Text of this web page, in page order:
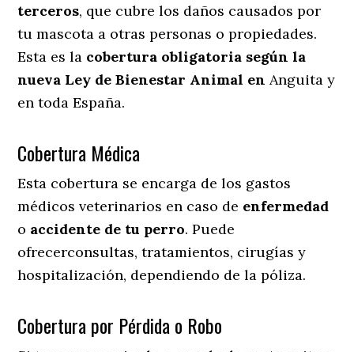
terceros, que cubre los daños causados por
tu mascota a otras personas o propiedades.
Esta es la cobertura obligatoria según la
nueva Ley de Bienestar Animal en Anguita y
en toda España.
Cobertura Médica
Esta cobertura se encarga de los gastos
médicos veterinarios en caso de enfermedad
o accidente de tu perro. Puede
ofrecerconsultas, tratamientos, cirugías y
hospitalización, dependiendo de la póliza.
Cobertura por Pérdida o Robo